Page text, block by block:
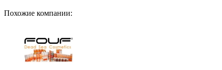
Похожие компании: